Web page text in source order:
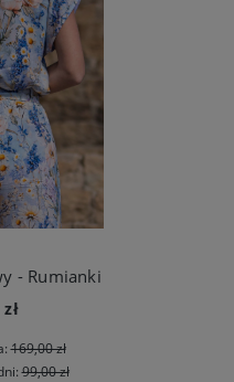
- Rumianki
169,00 zł
99,00 zł